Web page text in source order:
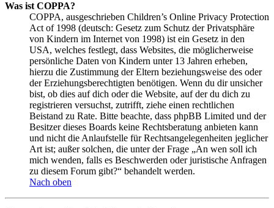
Was ist COPPA?
COPPA, ausgeschrieben Children’s Online Privacy Protection
Act of 1998 (deutsch: Gesetz zum Schutz der Privatsphäre
von Kindern im Internet von 1998) ist ein Gesetz in den
USA, welches festlegt, dass Websites, die möglicherweise
persönliche Daten von Kindern unter 13 Jahren erheben,
hierzu die Zustimmung der Eltern beziehungsweise des oder
der Erziehungsberechtigten benötigen. Wenn du dir unsicher
bist, ob dies auf dich oder die Website, auf der du dich zu
registrieren versuchst, zutrifft, ziehe einen rechtlichen
Beistand zu Rate. Bitte beachte, dass phpBB Limited und der
Besitzer dieses Boards keine Rechtsberatung anbieten kann
und nicht die Anlaufstelle für Rechtsangelegenheiten jeglicher
Art ist; außer solchen, die unter der Frage „An wen soll ich
mich wenden, falls es Beschwerden oder juristische Anfragen
zu diesem Forum gibt?“ behandelt werden.
Nach oben